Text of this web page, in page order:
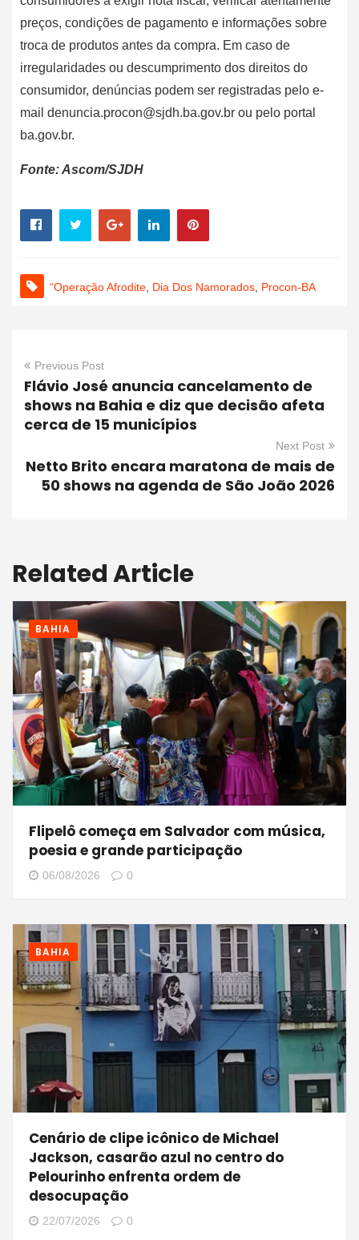
preços, condições de pagamento e informações sobre
troca de produtos antes da compra. Em caso de
irregularidades ou descumprimento dos direitos do
consumidor, denúncias podem ser registradas pelo e-
mail denuncia.procon@sjdh.ba.gov.br ou pelo portal
ba.gov.br.
Fonte: Ascom/SJDH
“Operação Afrodite Dia Dos Namorados Procon-BA
Previous Post
Flávio José anuncia cancelamento de
shows na Bahia e diz que decisão afeta
cerca de 15 municípios
Next Post
Netto Brito encara maratona de mais de
50 shows na agenda de São João 2026
Related Article
BAHIA
Flipelô começa em Salvador com música,
poesia e grande participação
06/08/2026 0
BAHIA
Cenário de clipe icônico de Michael
Jackson, casarão azul no centro do
Pelourinho enfrenta ordem de
desocupação
22/07/2026 0